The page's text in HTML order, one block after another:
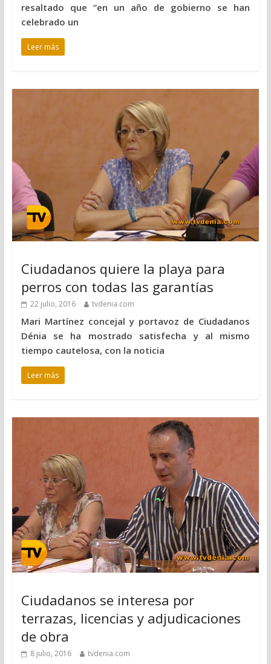
resaltado que “en un año de gobierno se han
celebrado un
Leer más
Ciudadanos quiere la playa para
perros con todas las garantías
22 julio, 2016 tvdenia.com
Mari Martínez concejal y portavoz de Ciudadanos
Dénia se ha mostrado satisfecha y al mismo
tiempo cautelosa, con la noticia
Leer más
Ciudadanos se interesa por
terrazas, licencias y adjudicaciones
de obra
8 julio, 2016 tvdenia.com